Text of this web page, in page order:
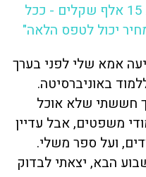
״הוצאת ספר פשוט יכולה לעלות 15 אלף שקלים - ככל
יכול לטפס הלאה"
אמא שלי לפני בערך
באוניברסיטה.
חששתי שלא אוכל
משפטים, אבל עדיין
ועל ספר משלי.
הבא, יצאתי לבדוק